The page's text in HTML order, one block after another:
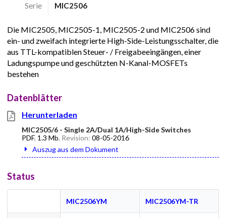
Serie MIC2506
Die MIC2505, MIC2505-1, MIC2505-2 und MIC2506 sind
ein- und zweifach integrierte High-Side-Leistungsschalter, die
aus TTL-kompatiblen Steuer- / Freigabeeingängen, einer
Ladungspumpe und geschützten N-Kanal-MOSFETs
bestehen
Datenblätter
Herunterladen
MIC2505/6 - Single 2A/Dual 1A/High-Side Switches
PDF, 1.3 Mb, Revision: 08-05-2016
Auszug aus dem Dokument
Status
MIC2506YM MIC2506YM-TR